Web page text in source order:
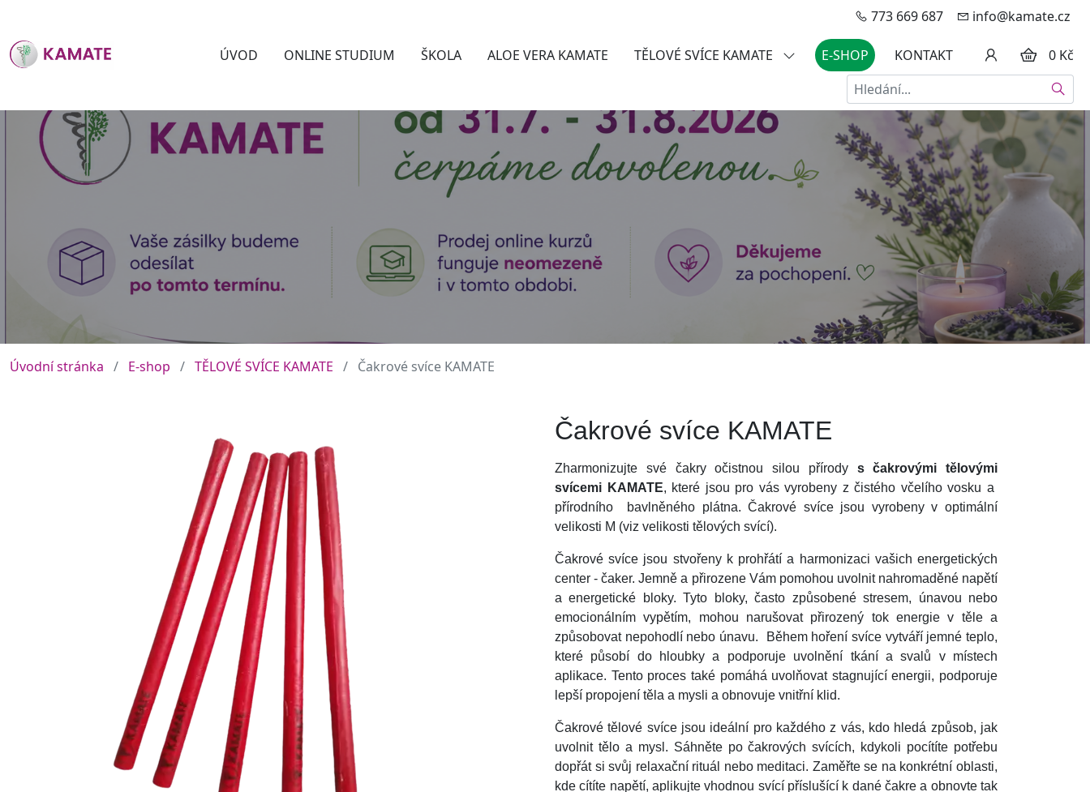
773 669 687 info@kamate.cz
ÚVOD ONLINE STUDIUM ŠKOLA ALOE VERA KAMATE TĚLOVÉ SVÍCE KAMATE E-SHOP KONTAKT
0 Kč
Hledat
Úvodní stránka E-shop TĚLOVÉ SVÍCE KAMATE Čakrové svíce KAMATE
Čakrové svíce KAMATE
Zharmonizujte své čakry očistnou silou přírody s čakrovými tělovými
svícemi KAMATE, které jsou pro vás vyrobeny z čistého včelího vosku a
přírodního bavlněného plátna. Čakrové svíce jsou vyrobeny v optimální
velikosti M (viz velikosti tělových svící).
Čakrové svíce jsou stvořeny k prohřátí a harmonizaci vašich energetických
center - čaker. Jemně a přirozene Vám pomohou uvolnit nahromaděné napětí
a energetické bloky. Tyto bloky, často způsobené stresem, únavou nebo
emocionálním vypětím, mohou narušovat přirozený tok energie v těle a
způsobovat nepohodlí nebo únavu.
Během hoření svíce vytváří jemné teplo,
které působí do hloubky a podporuje uvolnění tkání a svalů v místech
aplikace. Tento proces také pomáhá uvolňovat stagnující energii, podporuje
lepší propojení těla a mysli a obnovuje vnitřní klid.
Čakrové tělové svíce jsou ideální pro každého z vás, kdo hledá způsob, jak
uvolnit tělo a mysl. Sáhněte po čakrových svících, kdykoli pocítíte potřebu
dopřát si svůj relaxační rituál nebo meditaci. Zaměřte se na konkrétní oblasti,
kde cítíte napětí, aplikujte vhodnou svící příslušící k dané čakre a obnovte tak